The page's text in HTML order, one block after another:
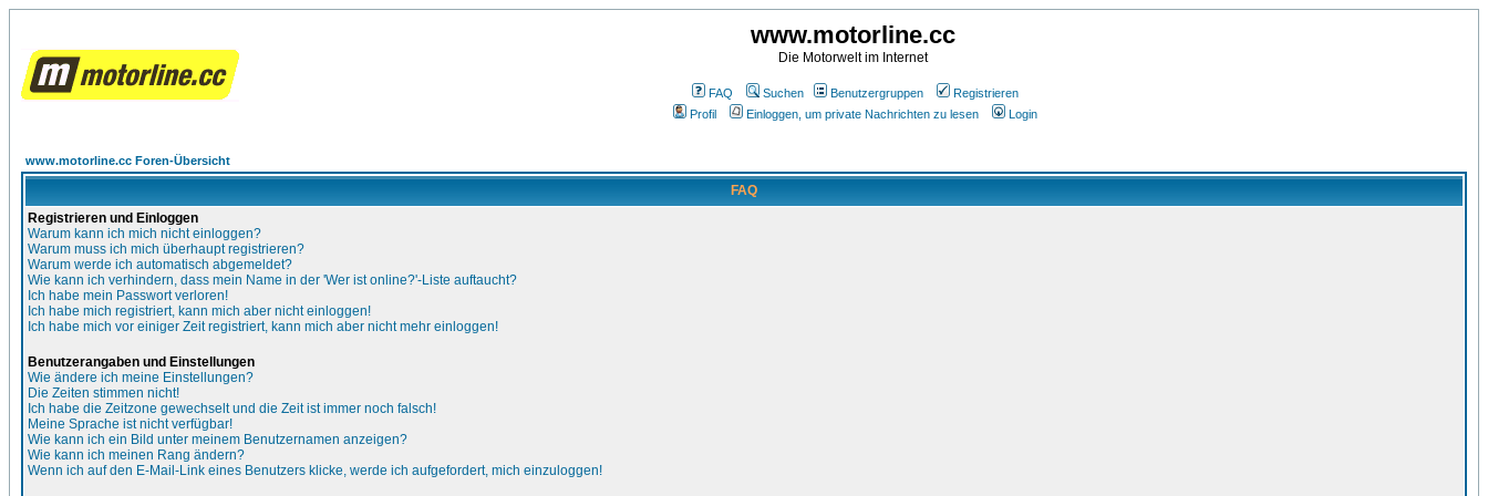
www.motorline.cc
Die Motorwelt im Internet
FAQ Suchen Benutzergruppen
Registrieren
Profil
Einloggen, um private Nachrichten zu lesen Login
www.motorline.cc Foren-Übersicht
FAQ
Registrieren und Einloggen
Warum kann ich mich nicht einloggen?
Warum muss ich mich überhaupt registrieren?
Warum werde ich automatisch abgemeldet?
Wie kann ich verhindern, dass mein Name in der 'Wer ist online?'-Liste auftaucht?
Ich habe mein Passwort verloren!
Ich habe mich registriert, kann mich aber nicht einloggen!
Ich habe mich vor einiger Zeit registriert, kann mich aber nicht mehr einloggen!
Benutzerangaben und Einstellungen
Wie ändere ich meine Einstellungen?
Die Zeiten stimmen nicht!
Ich habe die Zeitzone gewechselt und die Zeit ist immer noch falsch!
Meine Sprache ist nicht verfügbar!
Wie kann ich ein Bild unter meinem Benutzernamen anzeigen?
Wie kann ich meinen Rang ändern?
Wenn ich auf den E-Mail-Link eines Benutzers klicke, werde ich aufgefordert, mich einzuloggen!